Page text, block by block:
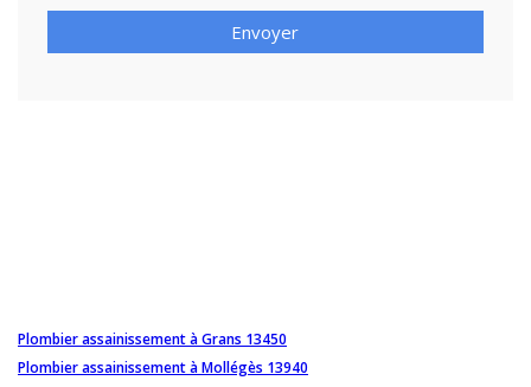
Envoyer
Plombier assainissement à Grans 13450
Plombier assainissement à Mollégès 13940